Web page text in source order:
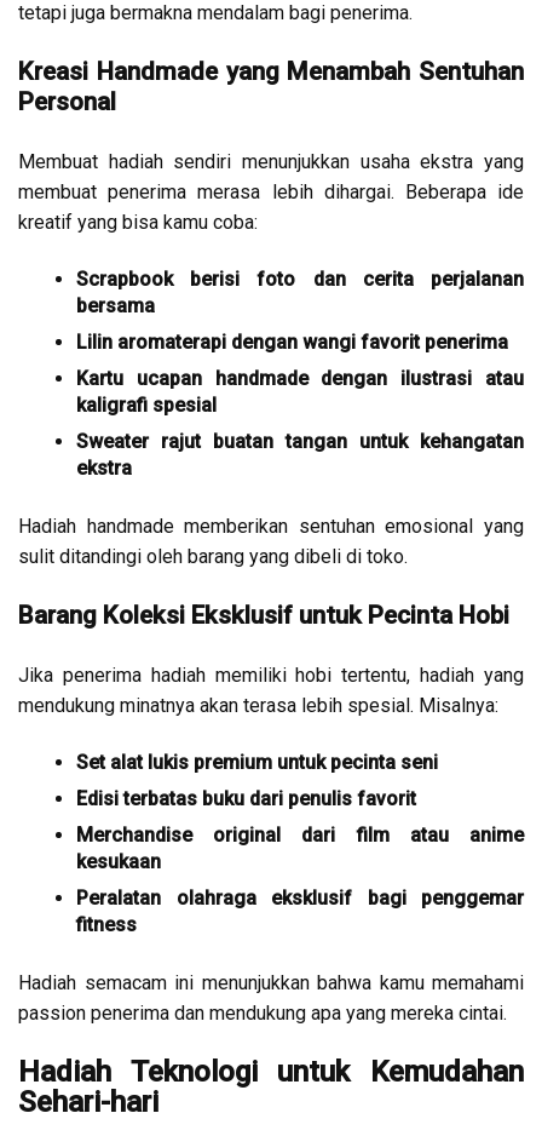
tetapi juga bermakna mendalam bagi penerima.
Kreasi Handmade yang Menambah Sentuhan
Personal
Membuat hadiah sendiri menunjukkan usaha ekstra yang
membuat penerima merasa lebih dihargai. Beberapa ide
kreatif yang bisa kamu coba:
Scrapbook berisi foto dan cerita perjalanan
bersama
Lilin aromaterapi dengan wangi favorit penerima
Kartu ucapan handmade dengan ilustrasi atau
kaligrafi spesial
Sweater rajut buatan tangan untuk kehangatan
ekstra
Hadiah handmade memberikan sentuhan emosional yang
sulit ditandingi oleh barang yang dibeli di toko.
Barang Koleksi Eksklusif untuk Pecinta Hobi
Jika penerima hadiah memiliki hobi tertentu, hadiah yang
mendukung minatnya akan terasa lebih spesial. Misalnya:
Set alat lukis premium untuk pecinta seni
Edisi terbatas buku dari penulis favorit
Merchandise original dari film atau anime
kesukaan
Peralatan olahraga eksklusif bagi penggemar
fitness
Hadiah semacam ini menunjukkan bahwa kamu memahami
passion penerima dan mendukung apa yang mereka cintai.
Hadiah Teknologi untuk Kemudahan
Sehari-hari